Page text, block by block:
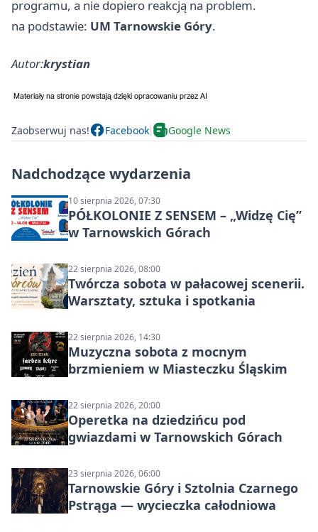
programu, a nie dopiero reakcją na problem.
na podstawie: UM Tarnowskie Góry.
Autor:krystian
Zaobserwuj nas! Facebook Google News
Nadchodzące wydarzenia
10 sierpnia 2026, 07:30
PÓŁKOLONIE Z SENSEM – „Widzę Cię”
w Tarnowskich Górach
22 sierpnia 2026, 08:00
Twórcza sobota w pałacowej scenerii.
Warsztaty, sztuka i spotkania
22 sierpnia 2026, 14:30
Muzyczna sobota z mocnym
brzmieniem w Miasteczku Śląskim
22 sierpnia 2026, 20:00
Operetka na dziedzińcu pod
gwiazdami w Tarnowskich Górach
23 sierpnia 2026, 06:00
Tarnowskie Góry i Sztolnia Czarnego
Pstrąga — wycieczka całodniowa